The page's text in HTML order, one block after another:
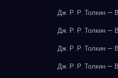
Дж. Р. Р. Толкин —
Дж. Р. Р. Толкин —
Дж. Р. Р. Толкин —
Дж. Р. Р. Толкин —